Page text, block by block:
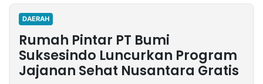
Nasional
International
Olahraga
Entertainment
Daerah
Pariwisata
Kuliner
Kolom
DAERAH
Rumah Pintar PT Bumi
Suksesindo Luncurkan Program
Jajanan Sehat Nusantara Gratis